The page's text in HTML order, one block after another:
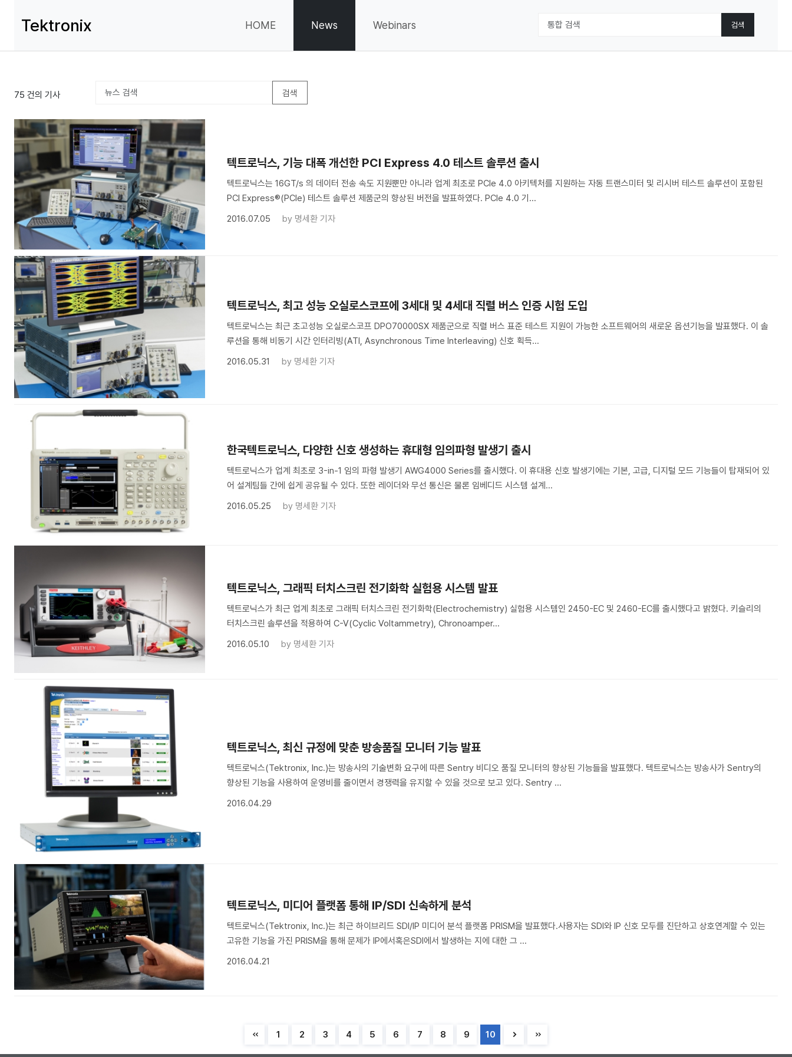
Tektronix HOME News Webinars
75 건의 기사
텍트로닉스, 기능 대폭 개선한 PCI Express 4.0 테스트 솔루션 출시
텍트로닉스는 16GT/s 의 데이터 전송 속도 지원뿐만 아니라 업계 최초로 PCIe 4.0 아키텍처를 지원하는 자동 트랜스미터 및 리시버 테스트 솔루션이 포함된
PCI Express®(PCIe) 테스트 솔루션 제품군의 향상된 버전을 발표하였다. PCIe 4.0 기...
2016.07.05
by 명세환 기자
텍트로닉스, 최고 성능 오실로스코프에 3세대 및 4세대 직렬 버스 인증 시험 도입
텍트로닉스는 최근 초고성능 오실로스코프 DPO70000SX 제품군으로 직렬 버스 표준 테스트 지원이 가능한 소프트웨어의 새로운 옵션기능을 발표했다. 이 솔
루션을 통해 비동기 시간 인터리빙(ATI, Asynchronous Time Interleaving) 신호 획득...
2016.05.31
by 명세환 기자
한국텍트로닉스, 다양한 신호 생성하는 휴대형 임의파형 발생기 출시
텍트로닉스가 업계 최초로 3-in-1 임의 파형 발생기 AWG4000 Series를 출시했다. 이 휴대용 신호 발생기에는 기본, 고급, 디지털 모드 기능들이 탑재되어 있
어 설계팀들 간에 쉽게 공유될 수 있다. 또한 레이더와 무선 통신은 물론 임베디드 시스템 설계...
2016.05.25
by 명세환 기자
텍트로닉스, 그래픽 터치스크린 전기화학 실험용 시스템 발표
텍트로닉스가 최근 업계 최초로 그래픽 터치스크린 전기화학(Electrochemistry) 실험용 시스템인 2450-EC 및 2460-EC를 출시했다고 밝혔다. 키슬리의
터치스크린 솔루션을 적용하여 C-V(Cyclic Voltammetry), Chronoamper...
2016.05.10
by 명세환 기자
텍트로닉스, 최신 규정에 맞춘 방송품질 모니터 기능 발표
텍트로닉스(Tektronix, Inc.)는 방송사의 기술변화 요구에 따른 Sentry 비디오 품질 모니터의 향상된 기능들을 발표했다. 텍트로닉스는 방송사가 Sentry의
향상된 기능을 사용하여 운영비를 줄이면서 경쟁력을 유지할 수 있을 것으로 보고 있다. Sentry ...
2016.04.29
텍트로닉스, 미디어 플랫폼 통해 IP/SDI 신속하게 분석
텍트로닉스(Tektronix, Inc.)는 최근 하이브리드 SDI/IP 미디어 분석 플랫폼 PRISM을 발표했다.사용자는 SDI와 IP 신호 모두를 진단하고 상호연계할 수 있는
고유한 기능을 가진 PRISM을 통해 문제가 IP에서혹은SDI에서 발생하는 지에 대한 그 ...
2016.04.21
1 2 3 4 5 6 7 8 9 10